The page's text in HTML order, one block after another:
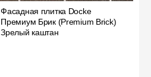
Фасадная плитка Docke
Премиум Брик (Premium Brick)
Зрелый каштан